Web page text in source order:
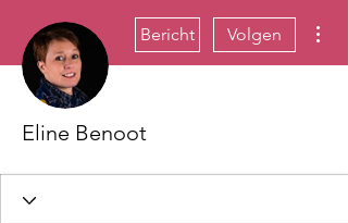
Bericht Volgen
Eline Benoot